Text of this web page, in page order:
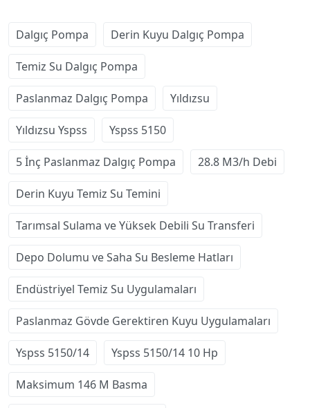
Dalgıç Pompa Derin Kuyu Dalgıç Pompa
Temiz Su Dalgıç Pompa
Paslanmaz Dalgıç Pompa Yıldızsu
Yıldızsu Yspss Yspss 5150
5 İnç Paslanmaz Dalgıç Pompa 28.8 M3/h Debi
Derin Kuyu Temiz Su Temini
Tarımsal Sulama ve Yüksek Debili Su Transferi
Depo Dolumu ve Saha Su Besleme Hatları
Endüstriyel Temiz Su Uygulamaları
Paslanmaz Gövde Gerektiren Kuyu Uygulamaları
Yspss 5150/14 Yspss 5150/14 10 Hp
Maksimum 146 M Basma